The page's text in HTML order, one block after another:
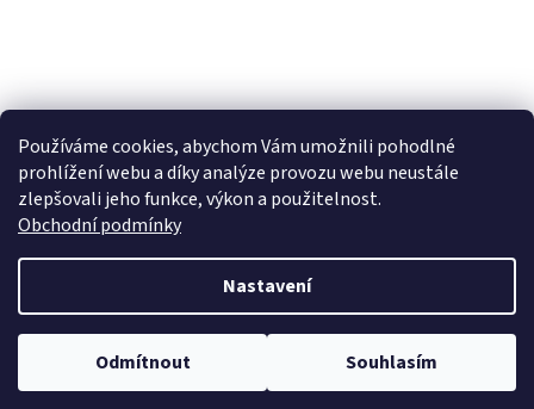
Používáme cookies, abychom Vám umožnili pohodlné
prohlížení webu a díky analýze provozu webu neustále
zlepšovali jeho funkce, výkon a použitelnost.
Obchodní podmínky
Nastavení
Odmítnout Souhlasím